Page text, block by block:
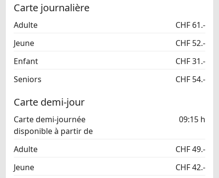
Carte journalière
Adulte
CHF 61.-
Jeune
CHF 52.-
Enfant
CHF 31.-
Seniors
CHF 54.-
Carte demi-jour
Carte demi-journée
disponible à partir de
09:15 h
Adulte
CHF 49.-
Jeune
CHF 42.-